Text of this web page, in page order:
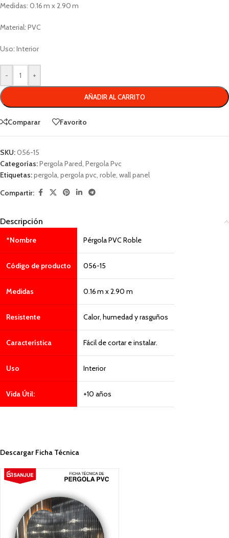
Medidas: 0.16 m x 2.90 m
Material: PVC
Uso: Interior
- +
AÑADIR AL CARRITO
Comparar Favorito
SKU:056-15
Categorías:Pergola Pared, Pergola Pvc
Etiquetas:pergola, pergola pvc, roble, wall panel
Compartir:
Descripción
*Nombre Pérgola PVC Roble
Código de producto 056-15
Medidas 0.16 m x 2.90 m
Resistente Calor, humedad y rasguños
Característica Fácil de cortar e instalar.
Uso Interior
Vida Útil: +10 años
Descargar Ficha Técnica